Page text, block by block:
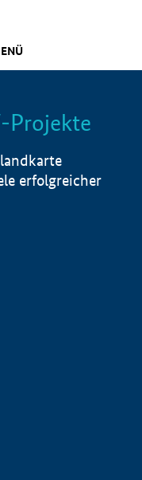
Info
Projekte
erfolgreicher